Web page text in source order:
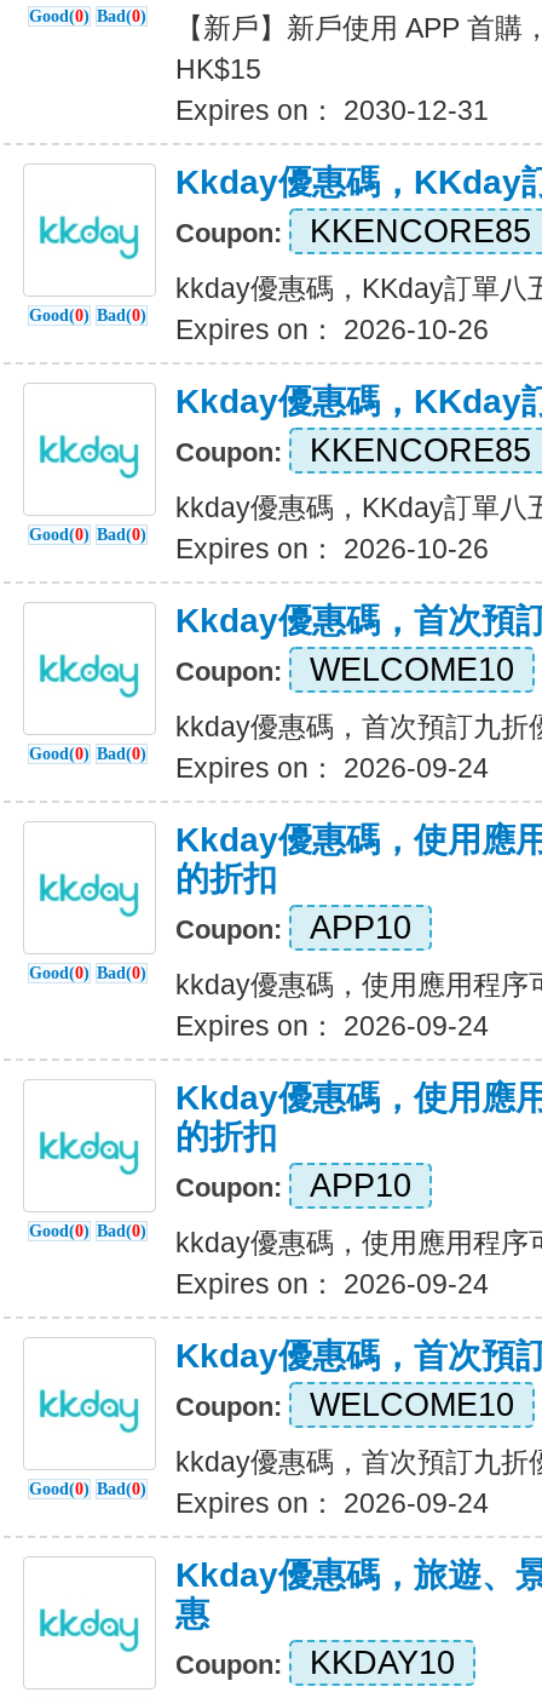
Good(0) Bad(0)
【新戶】新戶使用 APP 首
HK$15
Expires on： 2030-12-31
Good(0) Bad(0)
Kkday優惠碼，KKday
Coupon: KKENCORE85
kkday優惠碼，KKday訂單八
Expires on： 2026-10-26
Good(0) Bad(0)
Kkday優惠碼，KKday
Coupon: KKENCORE85
kkday優惠碼，KKday訂單八
Expires on： 2026-10-26
Good(0) Bad(0)
Kkday優惠碼，首次預
Coupon: WELCOME10
kkday優惠碼，首次預訂九折
Expires on： 2026-09-24
Good(0) Bad(0)
Kkday優惠碼，使用應
的折扣
Coupon: APP10
kkday優惠碼，使用應用程序
Expires on： 2026-09-24
Good(0) Bad(0)
Kkday優惠碼，使用應
的折扣
Coupon: APP10
kkday優惠碼，使用應用程序
Expires on： 2026-09-24
Good(0) Bad(0)
Kkday優惠碼，首次預
Coupon: WELCOME10
kkday優惠碼，首次預訂九折
Expires on： 2026-09-24
Kkday優惠碼，旅遊、
惠
Coupon: KKDAY10